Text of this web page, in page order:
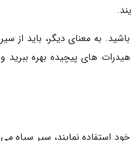
به معنای دیگر، باید از سیر
های پیچیده بهره ببرید و
استفاده نمایند، سیر سیاه می